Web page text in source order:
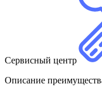
Сервисный центр
Описание